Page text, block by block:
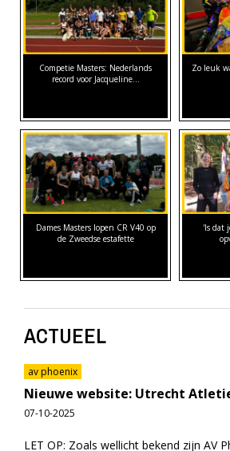
Competie Masters: Nederlands
record voor Jacqueline…
Zo leuk
Dames Masters lopen CR V40 op
de Zweedse estafette
'Is dat
ACTUEEL
av phoenix
Nieuwe website: Utrecht
07-10-2025
LET OP: Zoals wellicht bekend zijn AV